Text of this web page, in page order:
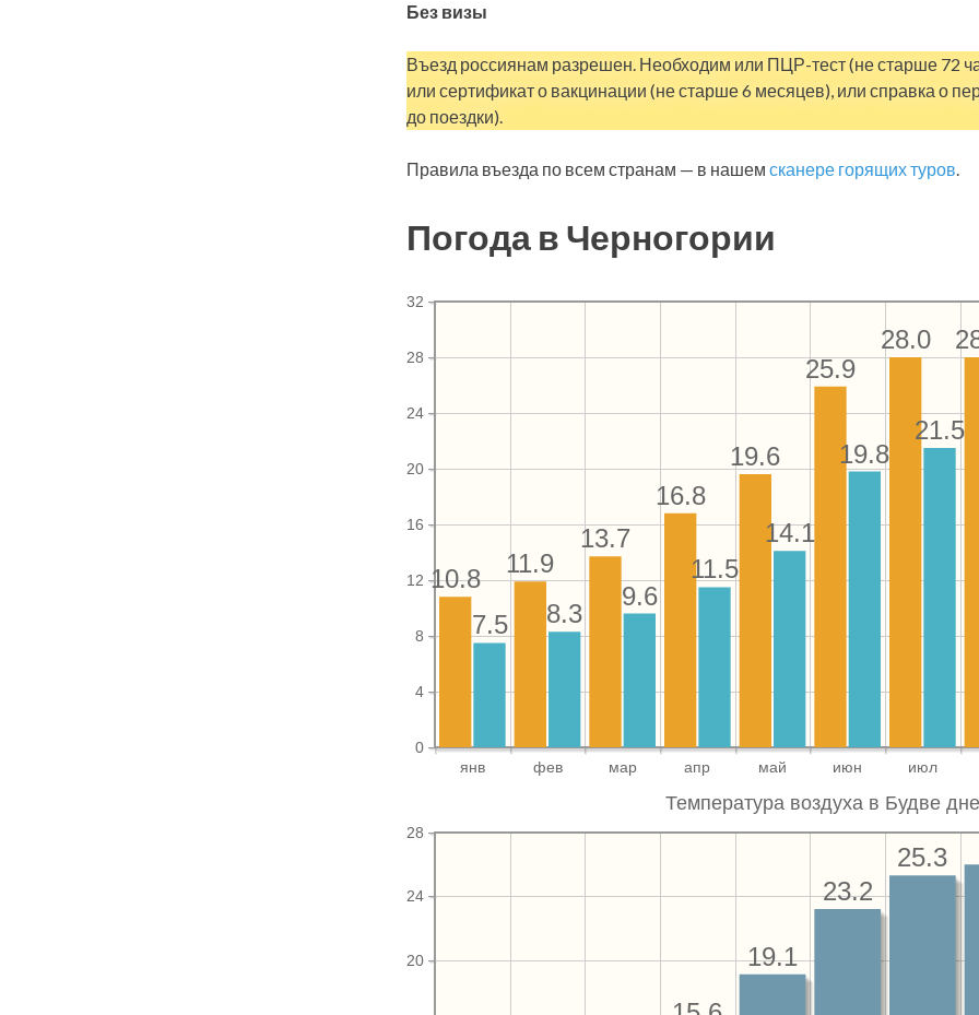
Без визы
Въезд россиянам разрешен. Необходим или ПЦР-тест (не старше 72
или сертификат о вакцинации (не старше 6 месяцев), или справка о
до поездки).
Правила въезда по всем странам — в нашем сканере горящих туров.
Погода в Черногории